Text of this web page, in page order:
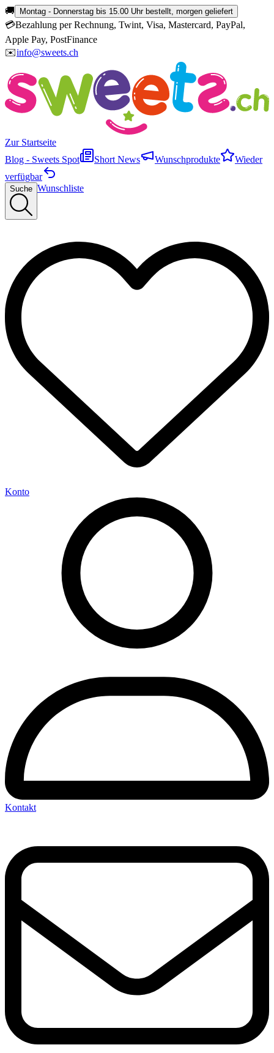
🚚 Montag - Donnerstag bis 15.00 Uhr bestellt, morgen geliefert
💳Bezahlung per Rechnung, Twint, Visa, Mastercard, PayPal,
Apple Pay, PostFinance
✉️info@sweets.ch
Zur Startseite
Blog - Sweets Spot
Short News Wunschprodukte
Wieder
verfügbar
Suche Wunschliste
Konto
Kontakt